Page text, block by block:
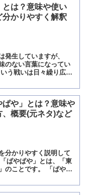
とは？意味や使い
分かりやすく解釈
発生していますが、
のない言葉になってい
う戦いは日々繰り広げ
ぱや」とは？意味や
、概要(元ネタ)など
分かりやすく説明して
ぱやぱや」とは、「東
のことです。 「ぱやぱ